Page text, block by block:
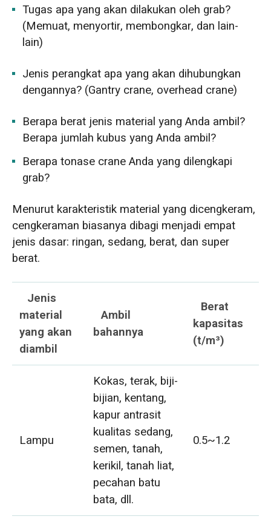
Tugas apa yang akan dilakukan oleh grab?
(Memuat, menyortir, membongkar, dan lain-
lain)
Jenis perangkat apa yang akan dihubungkan
dengannya? (Gantry crane, overhead crane)
Berapa berat jenis material yang Anda ambil?
Berapa jumlah kubus yang Anda ambil?
Berapa tonase crane Anda yang dilengkapi
grab?
Menurut karakteristik material yang dicengkeram,
cengkeraman biasanya dibagi menjadi empat
jenis dasar: ringan, sedang, berat, dan super
berat.
Jenis
material
yang akan
diambil
Ambil
bahannya
Berat
kapasitas
(t/m³)
Lampu
Kokas, terak, biji-
bijian, kentang,
kapur antrasit
kualitas sedang,
semen, tanah,
kerikil, tanah liat,
pecahan batu
bata, dll.
0.5~1.2